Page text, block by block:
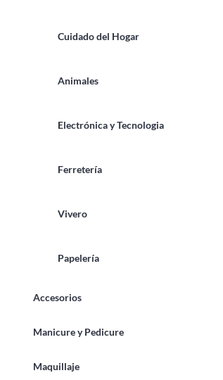
Cuidado del Hogar
Animales
Electrónica y Tecnologia
Ferretería
Vivero
Papelería
Accesorios
Manicure y Pedicure
Maquillaje